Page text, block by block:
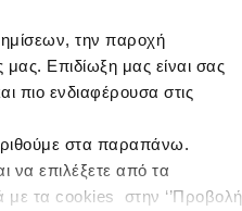
την παροχή
Επιδίωξη μας είναι σας
πιο ενδιαφέρουσα στις
στα παραπάνω.
να επιλέξετε από τα
με τα cookies στην ‘’Προβολή